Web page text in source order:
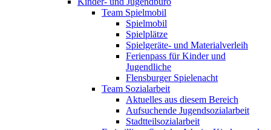
Team Spielmobil
Spielmobil
Spielplätze
Spielgeräte- und Materialverleih
Ferienpass für Kinder und
Jugendliche
Flensburger Spielenacht
Team Sozialarbeit
Aktuelles aus diesem Bereich
Aufsuchende Jugendsozialarbeit
Stadtteilsozialarbeit